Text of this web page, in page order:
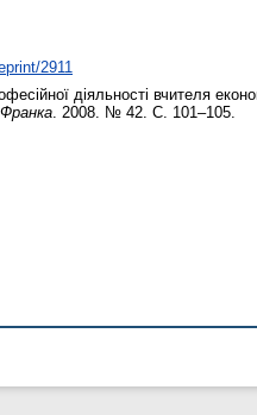
2911
діяльності вчителя
. 2008. № 42. С. 101–105.